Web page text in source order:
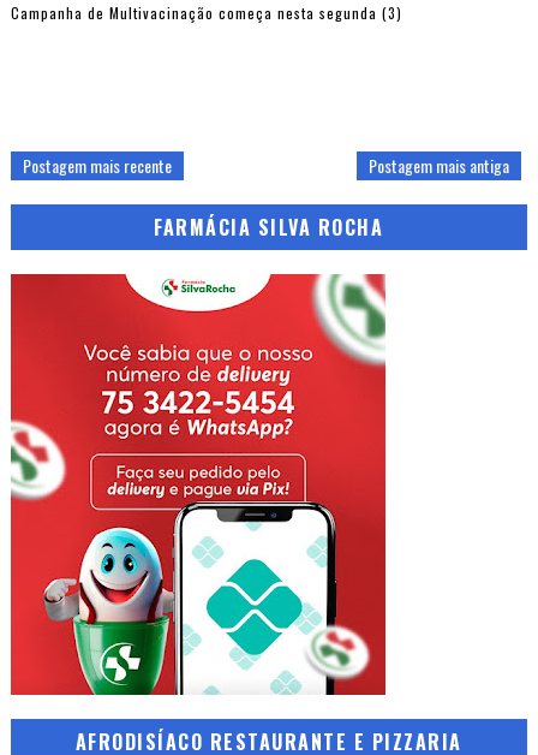
Campanha de Multivacinação começa nesta segunda (3)
Postagem mais recente Postagem mais antiga
FARMÁCIA SILVA ROCHA
AFRODISÍACO RESTAURANTE E PIZZARIA